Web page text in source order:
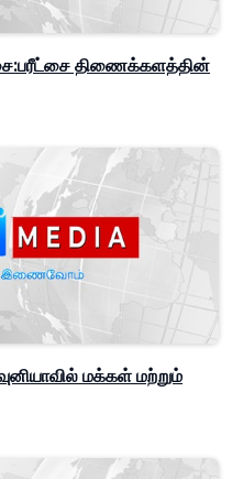
திணைக்களத்தின்
மக்கள் மற்றும்